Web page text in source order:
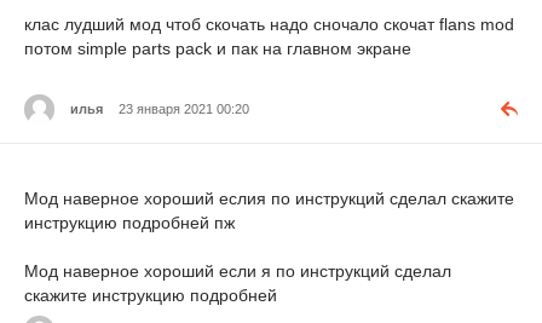
клас лудший мод чтоб скочать надо сночало скочат flans mod
потом simple parts pack и пак на главном экране
илья 23 января 2021 00:20
Мод наверное хороший еслия по инструкций сделал скажите
инструкцию подробней пж
Мод наверное хороший если я по инструкций сделал
скажите инструкцию подробней